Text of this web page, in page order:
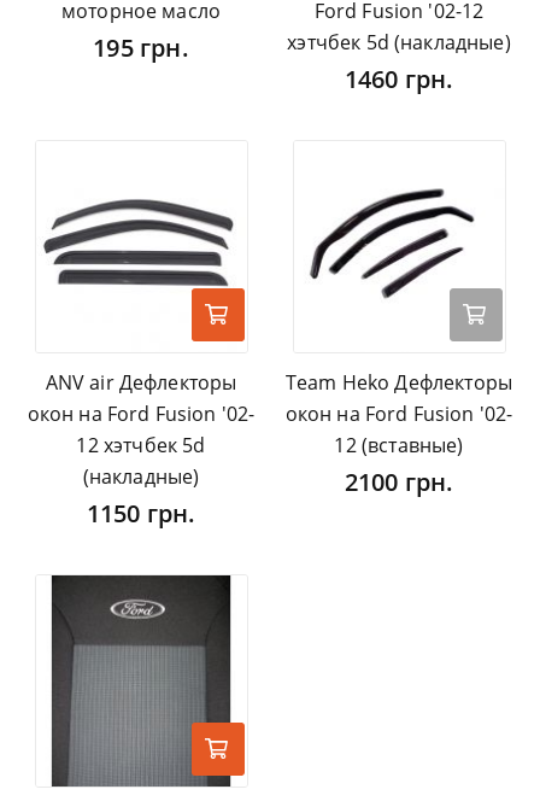
моторное масло
195 грн.
Ford Fusion '02-12
хэтчбек 5d (накладные)
1460 грн.
ANV air Дефлекторы
окон на Ford Fusion '02-
12 хэтчбек 5d
(накладные)
1150 грн.
Team Heko Дефлекторы
окон на Ford Fusion '02-
12 (вставные)
2100 грн.